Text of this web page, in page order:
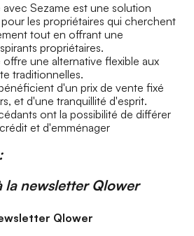
Sezame est une solution
les propriétaires qui cherchent
tout en offrant une
propriétaires.
une alternative flexible aux
traditionnelles.
d'un prix de vente fixé
et d'une tranquillité d'esprit.
ont la possibilité de différer
et d'emménager
la newsletter Qlower​
Qlower​